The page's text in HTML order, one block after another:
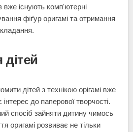
вже існують комп'ютерні
фіґур оригамі та отримання
дітей з технікою орігамі вже
до паперової творчості.
спосіб зайняти дитину чимось
оригамі розвиває не тільки